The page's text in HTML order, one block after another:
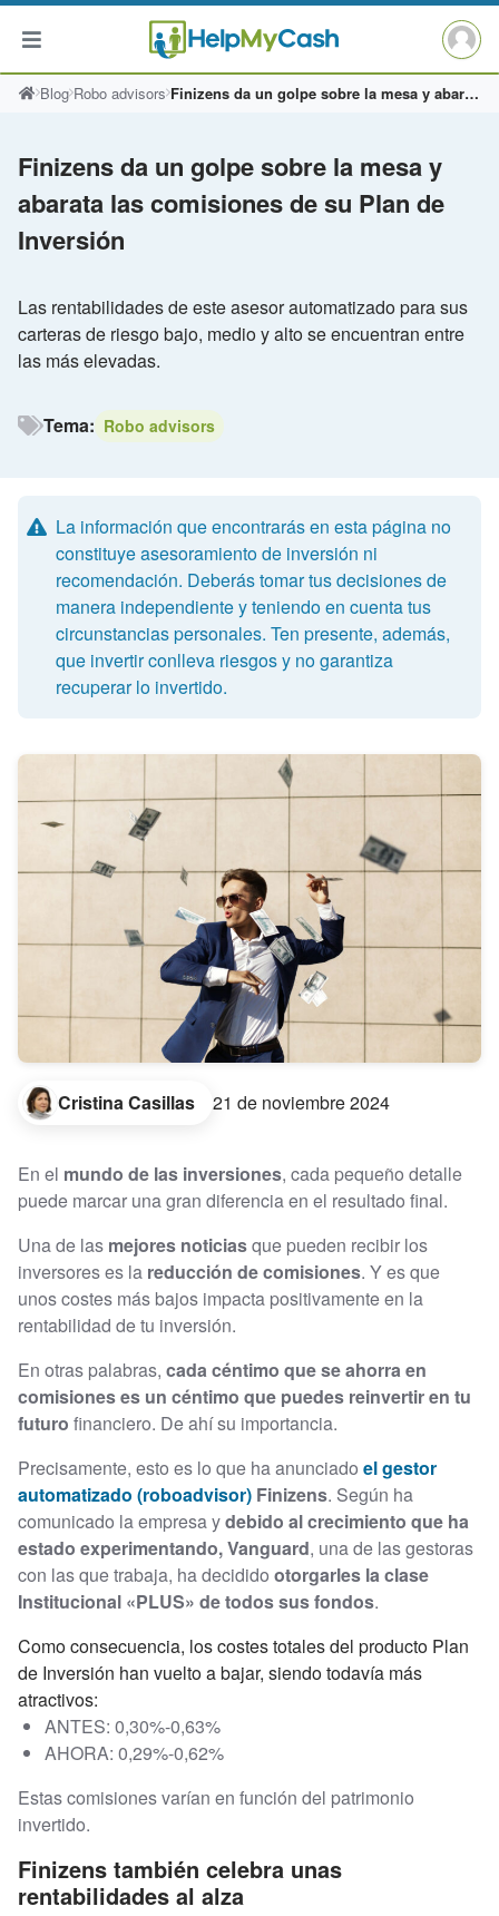
SaltarBlog Robo advisors Finizens da un golpe sobre la mesa y abarata las comisiones de su Plan de Inversión
Finizens da un golpe sobre la mesa y
abarata las comisiones de su Plan de
Inversión
Las rentabilidades de este asesor automatizado para sus
carteras de riesgo bajo, medio y alto se encuentran entre
las más elevadas.
Tema: Robo advisors
La información que encontrarás en esta página no
constituye asesoramiento de inversión ni
recomendación. Deberás tomar tus decisiones de
manera independiente y teniendo en cuenta tus
circunstancias personales. Ten presente, además,
que invertir conlleva riesgos y no garantiza
recuperar lo invertido.
Cristina Casillas 21 de noviembre 2024
En el mundo de las inversiones, cada pequeño detalle
puede marcar una gran diferencia en el resultado final.
Una de las mejores noticiasque pueden recibir los
inversores es la reducción de comisiones. Y es que
unos costes más bajos impacta positivamente en la
rentabilidad de tu inversión.
En otras palabras, cada céntimo que se ahorra en
comisiones es un céntimo que puedes reinvertir en tu
futuro financiero. De ahí su importancia.
Precisamente, esto es lo que ha anunciado el gestor
automatizado (roboadvisor) Finizens. Según ha
comunicado la empresa ydebido al crecimiento que ha
estado experimentando, Vanguard, una de las gestoras
con las que trabaja, ha decidido otorgarles la clase
Institucional «PLUS» de todos sus fondos.
Como consecuencia, los costes totales del producto Plan
de Inversión han vuelto a bajar, siendo todavía más
atractivos:
ANTES: 0,30%-0,63%
AHORA: 0,29%-0,62%
Estas comisiones varían en función del patrimonio
invertido.
Finizens también celebra unas
rentabilidades al alza